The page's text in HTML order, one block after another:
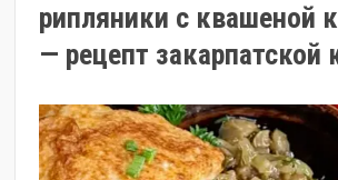
рипляники с квашеной
— рецепт закарпатской